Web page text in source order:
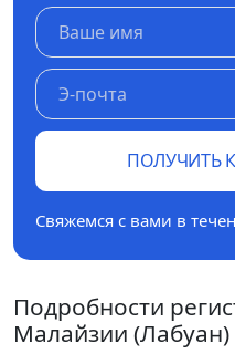
ПОЛУЧИТЬ
Свяжемся с вами в
Подробности
Малайзии (Лабуан)